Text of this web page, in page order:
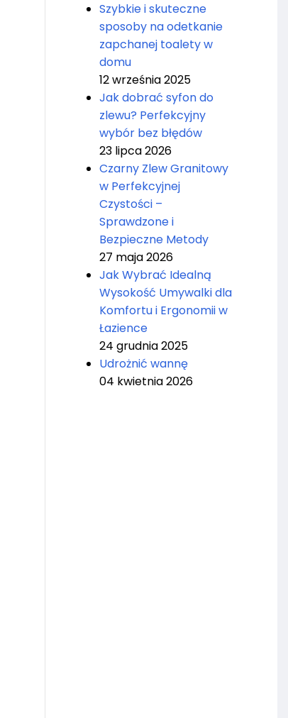
Szybkie i skuteczne
sposoby na odetkanie
zapchanej toalety w
domu
12 września 2025
Jak dobrać syfon do
zlewu? Perfekcyjny
wybór bez błędów
23 lipca 2026
Czarny Zlew Granitowy
w Perfekcyjnej
Czystości –
Sprawdzone i
Bezpieczne Metody
27 maja 2026
Jak Wybrać Idealną
Wysokość Umywalki dla
Komfortu i Ergonomii w
Łazience
24 grudnia 2025
Udrożnić wannę
04 kwietnia 2026